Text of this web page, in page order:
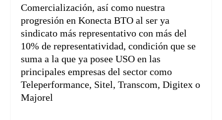
Comercialización, así como nuestra
progresión en Konecta BTO al ser ya
sindicato más representativo con más del
10% de representatividad, condición que se
suma a la que ya posee USO en las
principales empresas del sector como
Teleperformance, Sitel, Transcom, Digitex o
Majorel